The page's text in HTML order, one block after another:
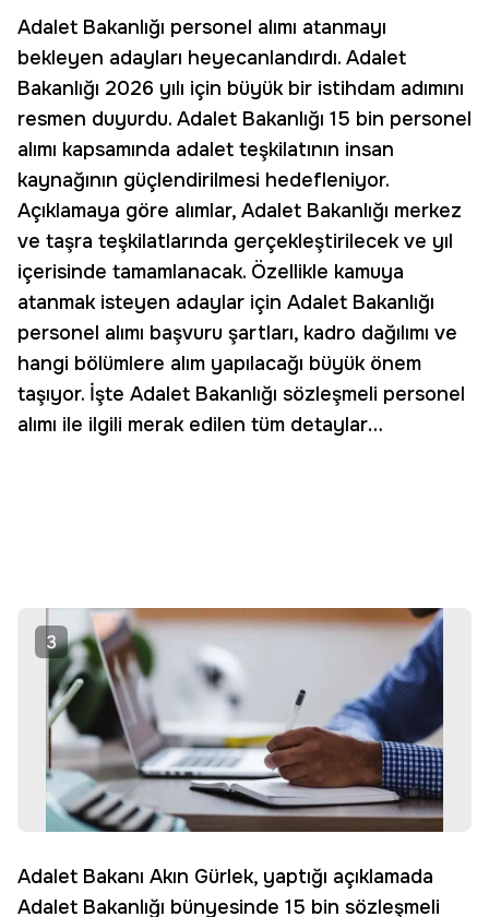
Adalet Bakanlığı personel alımı atanmayı
bekleyen adayları heyecanlandırdı. Adalet
Bakanlığı 2026 yılı için büyük bir istihdam adımını
resmen duyurdu. Adalet Bakanlığı 15 bin personel
alımı kapsamında adalet teşkilatının insan
kaynağının güçlendirilmesi hedefleniyor.
Açıklamaya göre alımlar, Adalet Bakanlığı merkez
ve taşra teşkilatlarında gerçekleştirilecek ve yıl
içerisinde tamamlanacak. Özellikle kamuya
atanmak isteyen adaylar için Adalet Bakanlığı
personel alımı başvuru şartları, kadro dağılımı ve
hangi bölümlere alım yapılacağı büyük önem
taşıyor. İşte Adalet Bakanlığı sözleşmeli personel
alımı ile ilgili merak edilen tüm detaylar…
3
Adalet Bakanı Akın Gürlek, yaptığı açıklamada
Adalet Bakanlığı bünyesinde 15 bin sözleşmeli